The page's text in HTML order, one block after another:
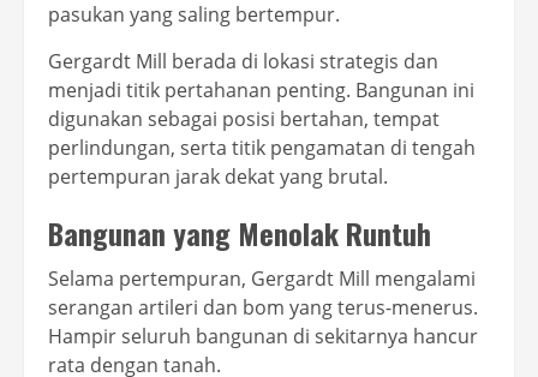
pasukan yang saling bertempur.
Gergardt Mill berada di lokasi strategis dan
menjadi titik pertahanan penting. Bangunan ini
digunakan sebagai posisi bertahan, tempat
perlindungan, serta titik pengamatan di tengah
pertempuran jarak dekat yang brutal.
Bangunan yang Menolak Runtuh
Selama pertempuran, Gergardt Mill mengalami
serangan artileri dan bom yang terus-menerus.
Hampir seluruh bangunan di sekitarnya hancur
rata dengan tanah.